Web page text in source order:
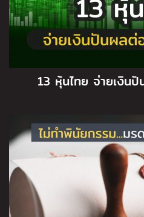
13 หุ้นไทย จ่ายเงิน